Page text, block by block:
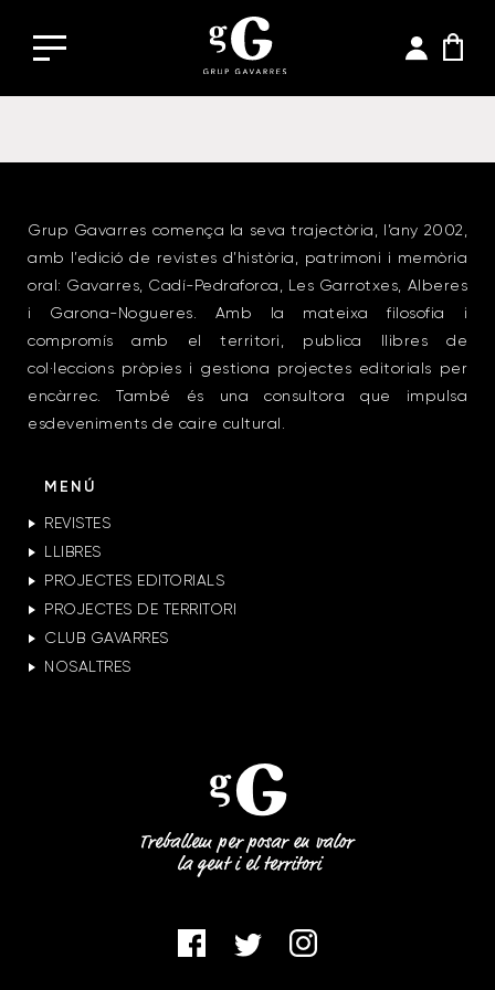
Grup Gavarres comença la seva trajectòria, l’any 2002,
amb l’edició de revistes d’història, patrimoni i memòria
oral: Gavarres, Cadí-Pedraforca, Les Garrotxes, Alberes
i Garona-Nogueres. Amb la mateixa filosofia i
compromís amb el territori, publica llibres de
col·leccions pròpies i gestiona projectes editorials per
encàrrec. També és una consultora que impulsa
esdeveniments de caire cultural.
MENÚ
REVISTES
LLIBRES
PROJECTES EDITORIALS
PROJECTES DE TERRITORI
CLUB GAVARRES
NOSALTRES